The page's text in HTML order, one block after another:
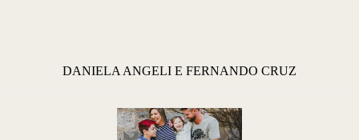
DANIELA ANGELI E FERNANDO CRUZ